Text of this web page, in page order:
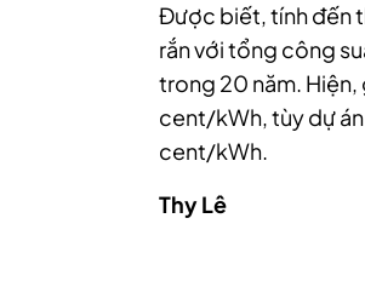
Được biết, tính đến
rắn với tổng công
trong 20 năm. Hiện,
cent/kWh, tùy dự
cent/kWh.
Thy Lê